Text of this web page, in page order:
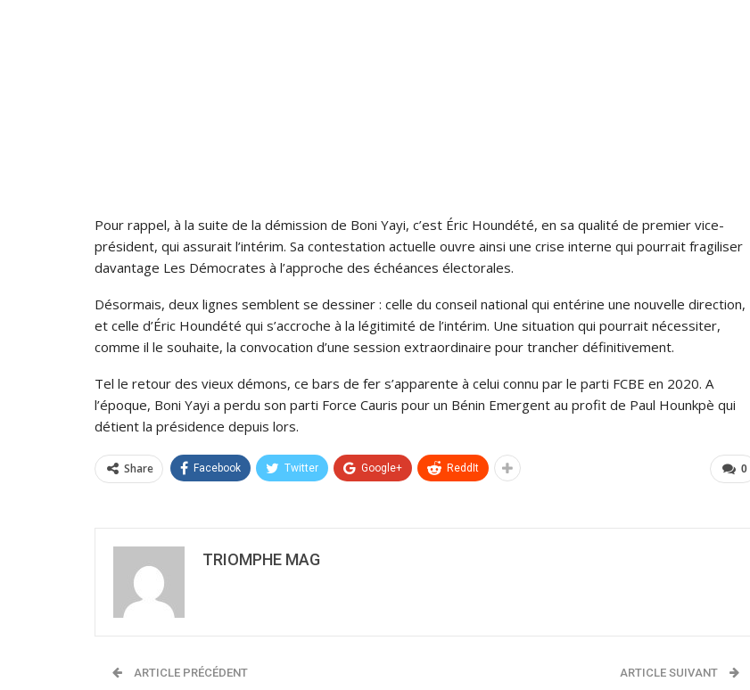
Pour rappel, à la suite de la démission de Boni Yayi, c’est Éric Houndété, en sa qualité de premier vice-
président, qui assurait l’intérim. Sa contestation actuelle ouvre ainsi une crise interne qui pourrait fragiliser
davantage Les Démocrates à l’approche des échéances électorales.
Désormais, deux lignes semblent se dessiner : celle du conseil national qui entérine une nouvelle direction,
et celle d’Éric Houndété qui s’accroche à la légitimité de l’intérim. Une situation qui pourrait nécessiter,
comme il le souhaite, la convocation d’une session extraordinaire pour trancher définitivement.
Tel le retour des vieux démons, ce bars de fer s’apparente à celui connu par le parti FCBE en 2020. A
l’époque, Boni Yayi a perdu son parti Force Cauris pour un Bénin Emergent au profit de Paul Hounkpè qui
détient la présidence depuis lors.
0
Share Facebook Twitter Google+ ReddIt
TRIOMPHE MAG
ARTICLE PRÉCÉDENT ARTICLE SUIVANT